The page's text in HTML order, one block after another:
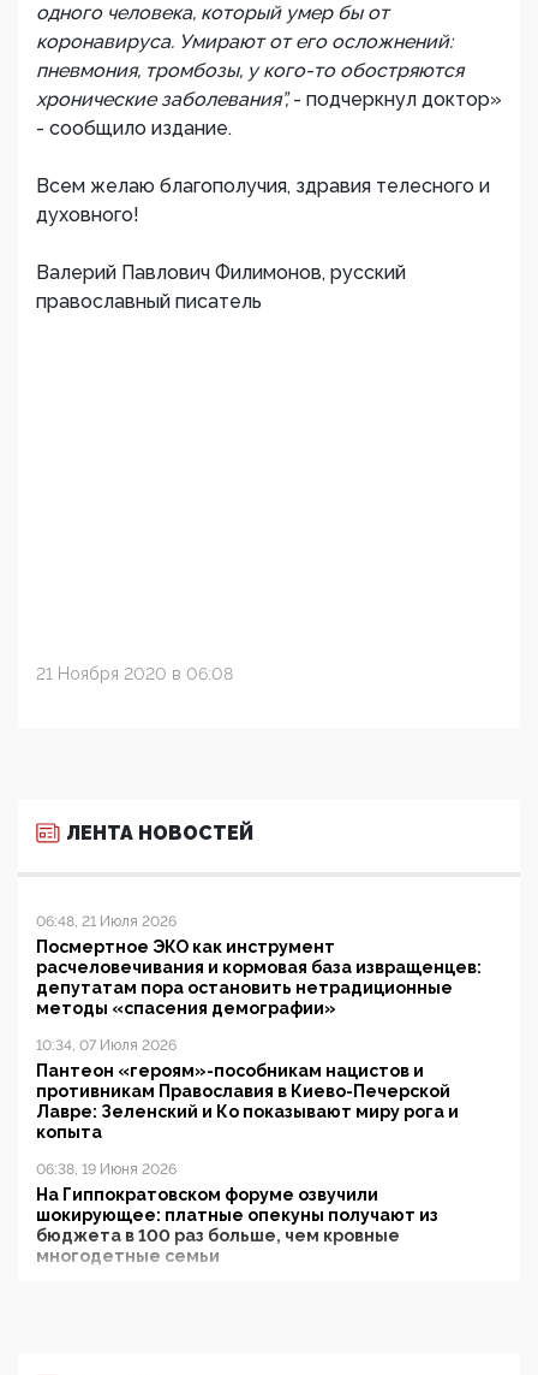
одного человека, который умер бы от
коронавируса. Умирают от его осложнений:
пневмония, тромбозы, у кого-то обостряются
хронические заболевания”,- подчеркнул доктор»
- сообщило издание.
Всем желаю благополучия, здравия телесного и
духовного!
Валерий Павлович Филимонов, русский
православный писатель
21 Ноября 2020 в 06:08
ЛЕНТА НОВОСТЕЙ
06:48, 21 Июля 2026
Посмертное ЭКО как инструмент
расчеловечивания и кормовая база извращенцев:
депутатам пора остановить нетрадиционные
методы «спасения демографии»
10:34, 07 Июля 2026
Пантеон «героям»-пособникам нацистов и
противникам Православия в Киево-Печерской
Лавре: Зеленский и Ко показывают миру рога и
копыта
06:38, 19 Июня 2026
На Гиппократовском форуме озвучили
шокирующее: платные опекуны получают из
бюджета в 100 раз больше, чем кровные
многодетные семьи